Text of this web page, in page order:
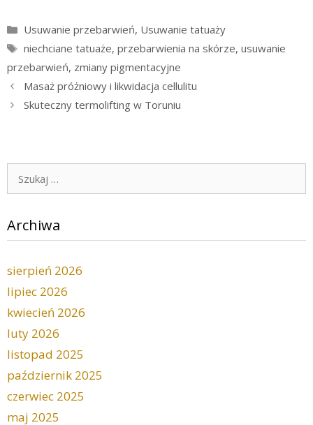
Kategorie
Usuwanie przebarwień, Usuwanie tatuaży
Tagi
niechciane tatuaże, przebarwienia na skórze, usuwanie
przebarwień, zmiany pigmentacyjne
Masaż próżniowy i likwidacja cellulitu
Skuteczny termolifting w Toruniu
Szukaj:
Archiwa
sierpień 2026
lipiec 2026
kwiecień 2026
luty 2026
listopad 2025
październik 2025
czerwiec 2025
maj 2025